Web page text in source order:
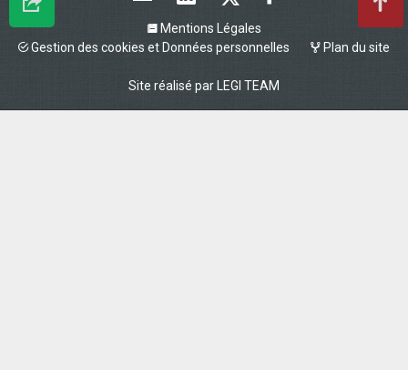
Mentions Légales
Gestion des cookies et Données personnelles
Plan du site
Site réalisé par LEGI TEAM